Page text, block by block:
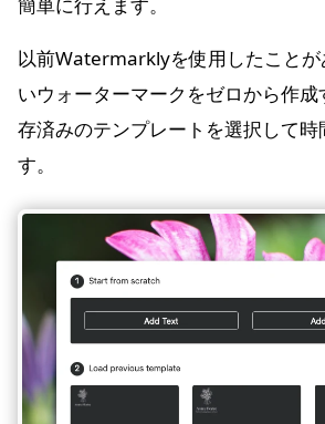
簡単に行えます。
以前Watermarklyを使用したことが
いウォーターマークをゼロから作
存済みのテンプレートを選択して時
す。